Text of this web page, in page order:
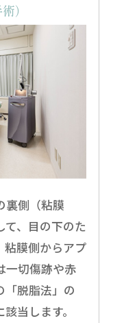
）
裏側（粘膜
て、目の下のた
粘膜側からアプ
一切傷跡や赤
「脱脂法」の
当します。